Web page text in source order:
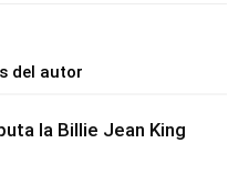
del autor
la Billie Jean King